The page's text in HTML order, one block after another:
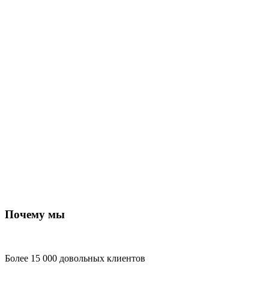
Почему мы
Более 15 000 довольных клиентов